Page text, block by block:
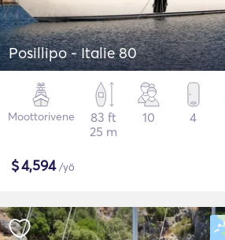
Posillipo - Italie 80
Moottorivene
83 ft
25 m
10 4
$4,594/yö